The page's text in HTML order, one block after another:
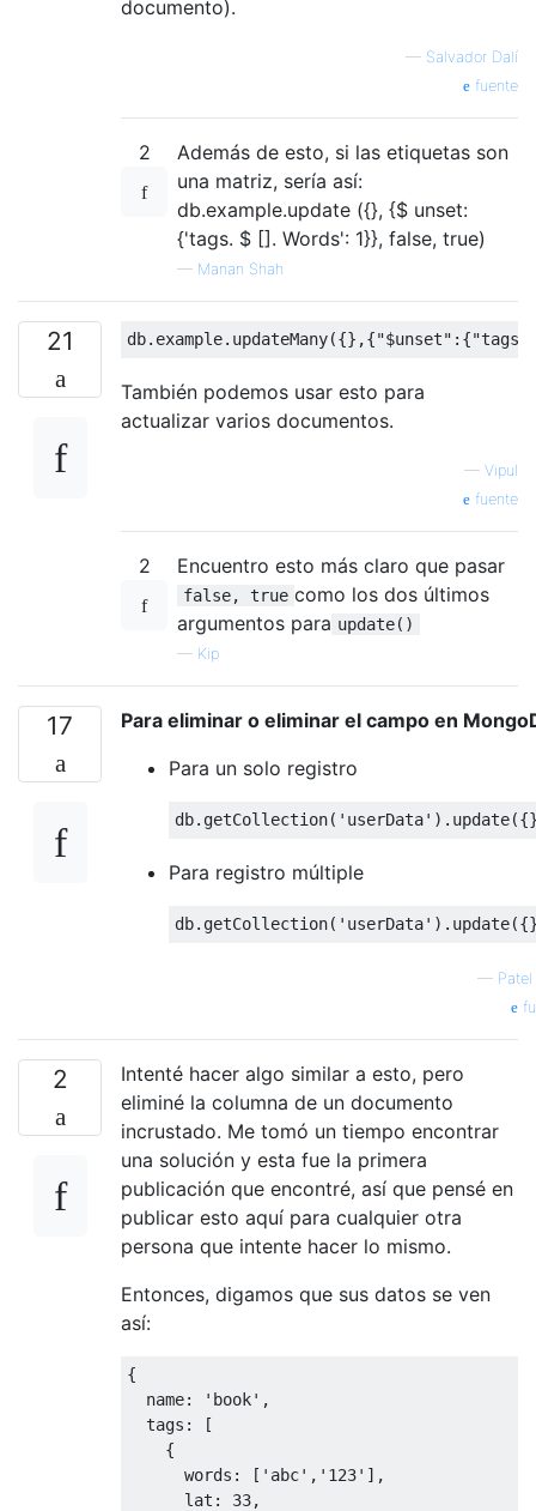
documento).
— Salvador Dalí
fuente
2
Además de esto, si las etiquetas son
una matriz, sería así:
db.example.update ({}, {$ unset:
{'tags. $ []. Words': 1}}, false, true)
— Manan Shah
21 db. example. updateMany({},{"$unset" :{
También podemos usar esto para
actualizar varios documentos.
— Vipul
fuente
2 Encuentro esto más claro que pasar
false, true como los dos últimos
argumentos para update()
— Kip
17
Para eliminar o eliminar el campo en
Para un solo registro
db. getCollection( 'userData' ). update
Para registro múltiple
db. getCollection( 'userData' ). update
—
2
Intenté hacer algo similar a esto, pero
eliminé la columna de un documento
incrustado. Me tomó un tiempo encontrar
una solución y esta fue la primera
publicación que encontré, así que pensé en
publicar esto aquí para cualquier otra
persona que intente hacer lo mismo.
Entonces, digamos que sus datos se ven
así:
{
  name
: 'book' ,
  tags
:
[
{
      words
: [ 'abc' , '123' ],
      lat
: 33,